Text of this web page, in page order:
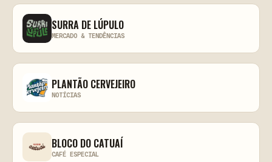
SURRA DE LÚPULO
MERCADO & TENDÊNCIAS
PLANTÃO CERVEJEIRO
NOTÍCIAS
BLOCO DO CATUAÍ
CAFÉ ESPECIAL